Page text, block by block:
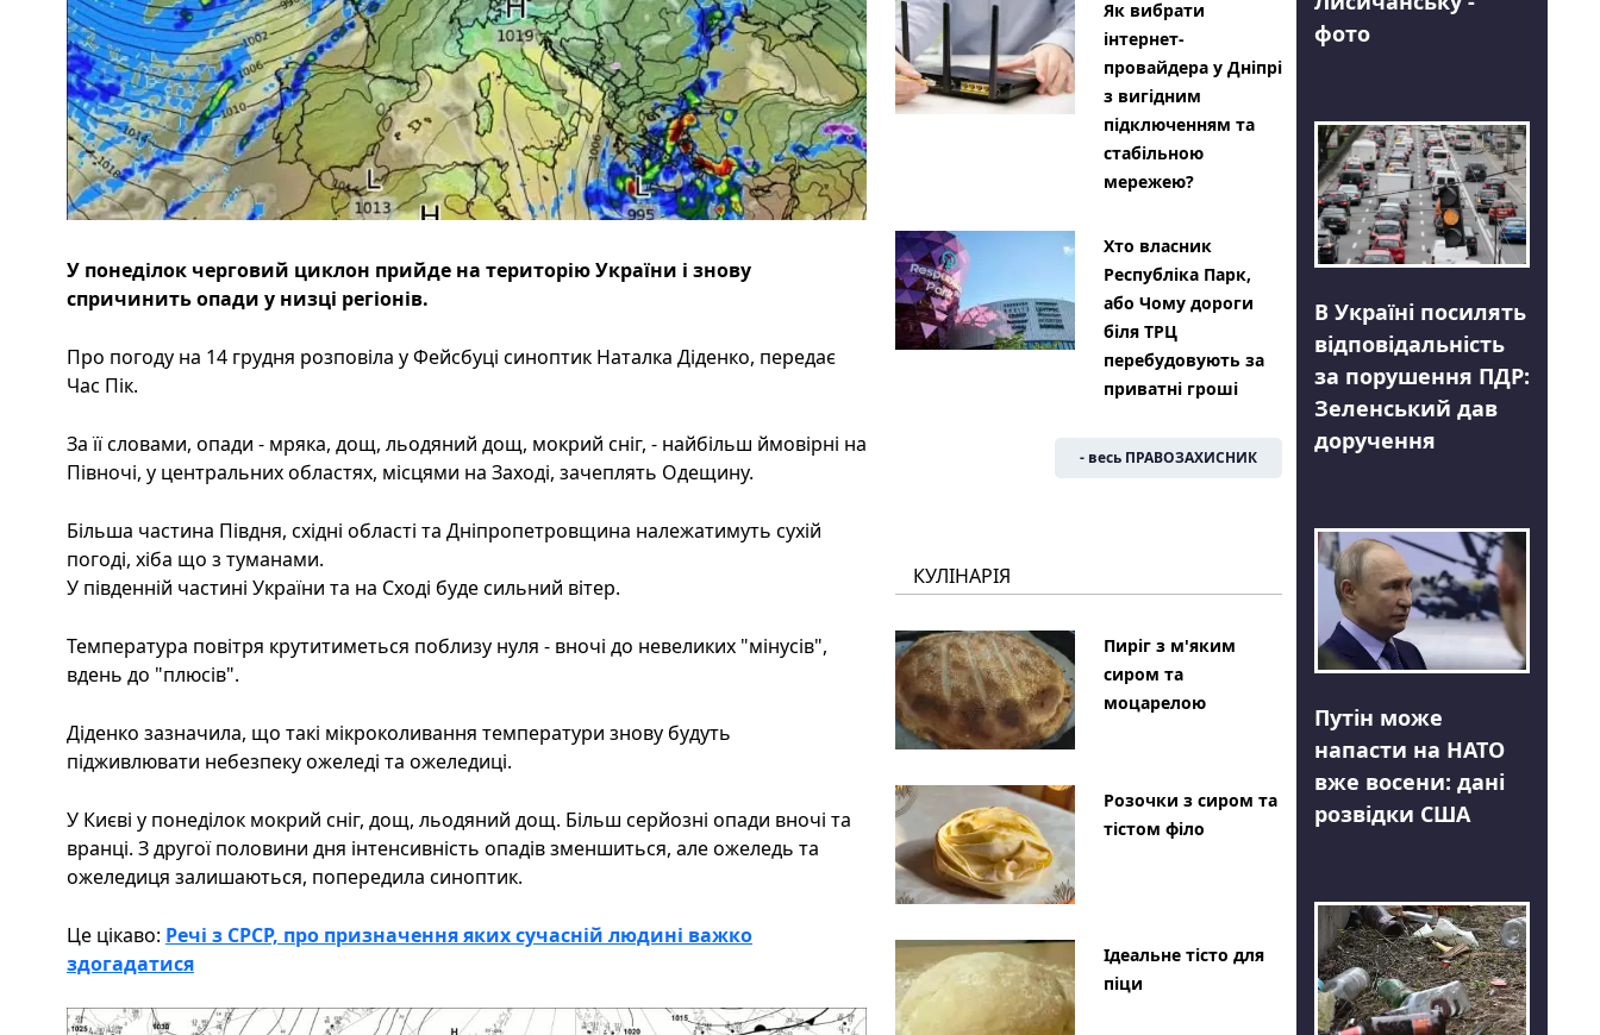
У понеділок черговий циклон прийде на територію України і знову
спричинить опади у низці регіонів.
Про погоду на 14 грудня розповіла у Фейсбуці синоптик Наталка Діденко, передає
Час Пік.
За її словами, опади - мряка, дощ, льодяний дощ, мокрий сніг, - найбільш ймовірні на
Півночі, у центральних областях, місцями на Заході, зачеплять Одещину.
Більша частина Півдня, східні області та Дніпропетровщина належатимуть сухій
погоді, хіба що з туманами.
У південній частині України та на Сході буде сильний вітер.
Температура повітря крутитиметься поблизу нуля - вночі до невеликих "мінусів",
вдень до "плюсів".
Діденко зазначила, що такі мікроколивання температури знову будуть
підживлювати небезпеку ожеледі та ожеледиці.
У Києві у понеділок мокрий сніг, дощ, льодяний дощ. Більш серйозні опади вночі та
вранці. З другої половини дня інтенсивність опадів зменшиться, але ожеледь та
ожеледиця залишаються, попередила синоптик.
Це цікаво: Речі з СРСР, про призначення яких сучасній людині важко
здогадатися
Як вибрати
інтернет-
провайдера у Дніпрі
з вигідним
підключенням та
стабільною
мережею?
Хто власник
Республіка Парк,
або Чому дороги
біля ТРЦ
перебудовують за
приватні гроші
- весь ПРАВОЗАХИСНИК
КУЛІНАРІЯ
Пиріг з м'яким
сиром та
моцарелою
Розочки з сиром та
тістом філо
Ідеальне тісто для
піци
фото
В Україні посилять
відповідальність
за порушення ПДР:
Зеленський дав
доручення
Путін може
напасти на НАТО
вже восени: дані
розвідки США